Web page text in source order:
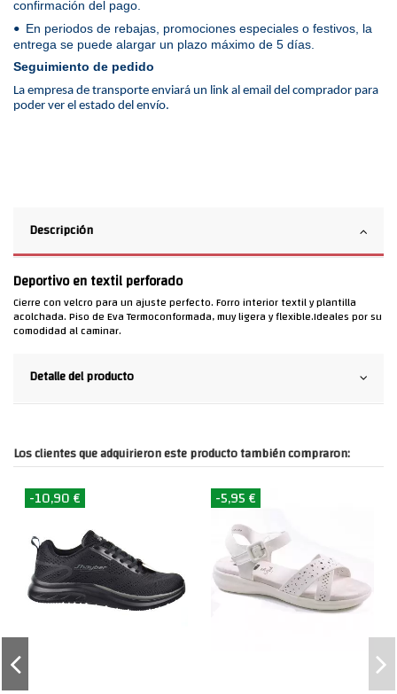
confirmación del pago.
• En periodos de rebajas, promociones especiales o festivos, la
entrega se puede alargar un plazo máximo de 5 días.
Seguimiento de pedido
La empresa de transporte enviará un link al email del comprador para
poder ver el estado del envío.
Descripción
Deportivo en textil perforado
Cierre con velcro para un ajuste perfecto. Forro interior textil y plantilla
acolchada. Piso de Eva Termoconformada, muy ligera y flexible.Ideales por su
comodidad al caminar.
Detalle del producto
Los clientes que adquirieron este producto también compraron:
-10,90 € -5,95 €